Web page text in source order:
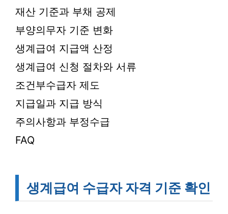
재산 기준과 부채 공제
부양의무자 기준 변화
생계급여 지급액 산정
생계급여 신청 절차와 서류
조건부수급자 제도
지급일과 지급 방식
주의사항과 부정수급
FAQ
생계급여 수급자 자격 기준 확인